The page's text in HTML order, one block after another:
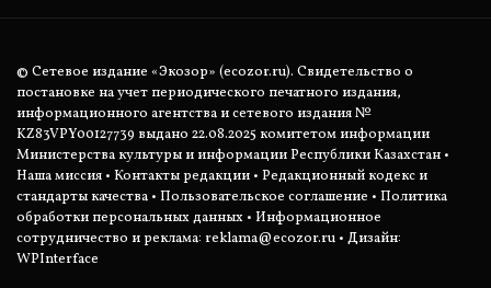
© Сетевое издание «Экозор» (ecozor.ru). Свидетельство о
постановке на учет периодического печатного издания,
информационного агентства и сетевого издания №
KZ83VPY00127739 выдано 22.08.2025 комитетом информации
Министерства культуры и информации Республики Казахстан •
Наша миссия • Контакты редакции • Редакционный кодекс и
стандарты качества • Пользовательское соглашение • Политика
обработки персональных данных • Информационное
сотрудничество и реклама: reklama@ecozor.ru • Дизайн:
WPInterface